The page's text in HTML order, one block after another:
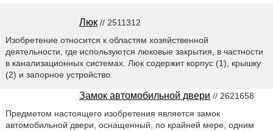
Люк // 2511312
Изобретение относится к областям хозяйственной
деятельности, где используются люковые закрытия, в частности
в канализационных системах. Люк содержит корпус (1), крышку
(2) и запорное устройство.
Замок автомобильной двери // 2621658
Предметом настоящего изобретения является замок
автомобильной двери, оснащенный, по крайней мере, одним